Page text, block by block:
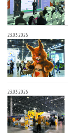
23.03.2026
23.03.2026